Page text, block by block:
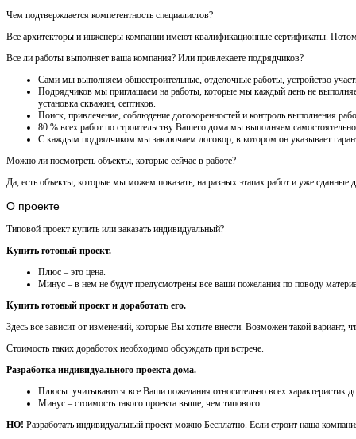
Чем подтверждается компетентность специалистов?
Все архитекторы и инженеры компании имеют квалификационные сертификаты.
Все ли работы выполняет ваша компания? Или привлекаете подрядчиков?
Сами мы выполняем общестроительные, отделочные работы, устройство
Подрядчиков мы приглашаем на работы, которые мы каждый день не
установка скважин, септиков.
Поиск, привлечение, соблюдение договоренностей и контроль выполнения
80 % всех работ по строительству Вашего дома мы выполняем
С каждым подрядчиком мы заключаем договор, в котором он указывает
Можно ли посмотреть объекты, которые сейчас в работе?
Да, есть объекты, которые мы можем показать, на разных этапах работ и уже сданные
О проекте
Типовой проект купить или заказать индивидуальный?
Купить готовый проект.
Плюс – это цена.
Минус – в нем не будут предусмотрены все ваши пожелания по поводу
Купить готовый проект и доработать его.
Здесь все зависит от изменений, которые Вы хотите внести. Возможен такой вариант,
Стоимость таких доработок необходимо обсуждать при встрече.
Разработка индивидуального проекта дома.
Плюсы: учитываются все Ваши пожелания относительно всех характеристик
Минус – стоимость такого проекта выше, чем типового.
НО! Разработать индивидуальный проект можно Бесплатно. Если строит наша